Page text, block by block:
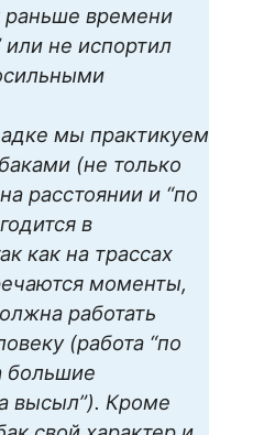
раньше времени
или не испортил
мы практикуем
(не только
расстоянии и “по
в
как на трассах
моменты,
работать
(работа “по
большие
высыл”). Кроме